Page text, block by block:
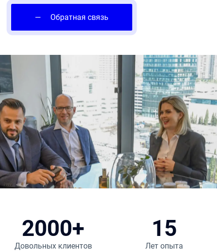
— Обратная связь
2000+
Довольных клиентов
15
Лет опыта